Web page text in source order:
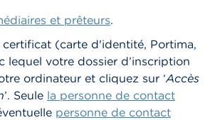
et prêteurs.
certificat (carte d'identité, Portima,
lequel votre dossier d’inscription
ordinateur et cliquez sur ‘Accès
’. Seule la personne de contact
personne de contact